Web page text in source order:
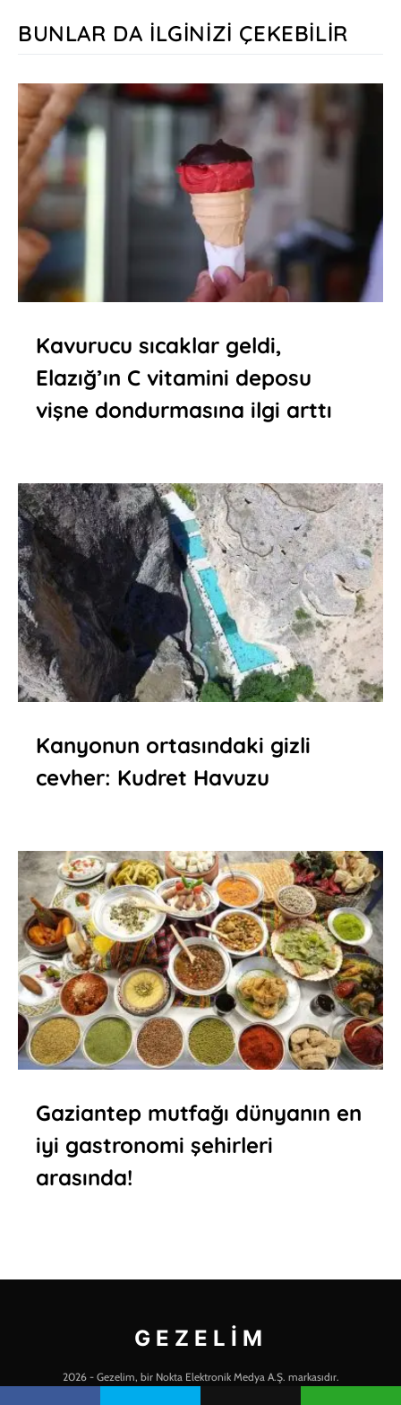
BUNLAR DA İLGINIZI ÇEKEBILIR
Kavurucu sıcaklar geldi,
Elazığ’ın C vitamini deposu
vişne dondurmasına ilgi arttı
Kanyonun ortasındaki gizli
cevher: Kudret Havuzu
Gaziantep mutfağı dünyanın en
iyi gastronomi şehirleri
arasında!
GEZELIM
2026 - Gezelim, bir Nokta Elektronik Medya A.Ş. markasıdır.